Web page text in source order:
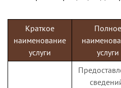
Краткое
наименование
услуги
Полное
услуги